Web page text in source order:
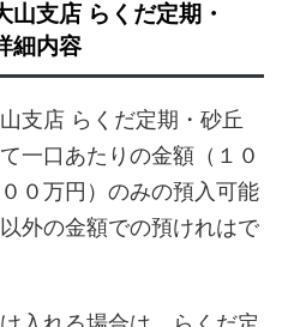
支店 らくだ定期・
細内容
支店 らくだ定期・砂丘
一口あたりの金額（１０
０万円）のみの預入可能
外の金額での預けれはで